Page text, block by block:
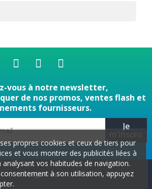
vous à notre newsletter,
de nos promos, ventes flash et
fournisseurs.
Je
Catégories
propres cookies et ceux de tiers pour
et vous montrer des publicités liées à
vos habitudes de navigation.
à son utilisation, appuyez